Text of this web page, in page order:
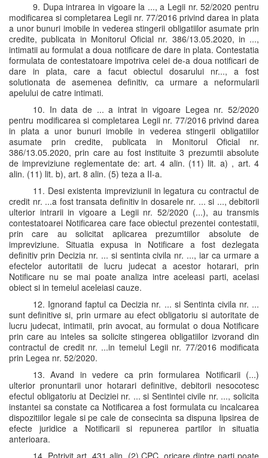
9. Dupa intrarea in vigoare la ..., a Legii nr. 52/2020 pentru
modificarea si completarea Legii nr. 77/2016 privind darea in plata
a unor bunuri imobile in vederea stingerii obligatiilor asumate prin
credite, publicata in Monitorul Oficial nr. 386/13.05.2020, in ...,
intimatii au formulat a doua notificare de dare in plata. Contestatia
formulata de contestatoare impotriva celei de-a doua notificari de
dare in plata, care a facut obiectul dosarului nr..., a fost
solutionata de asemenea definitiv, ca urmare a neformularii
apelului de catre intimati.
10. In data de ... a intrat in vigoare Legea nr. 52/2020
pentru modificarea si completarea Legii nr. 77/2016 privind darea
in plata a unor bunuri imobile in vederea stingerii obligatiilor
asumate prin credite, publicata in Monitorul Oficial nr.
386/13.05.2020, prin care au fost instituite 3 prezumtii absolute
de impreviziune reglementate de: art. 4 alin. (11) lit. a) , art. 4
alin. (11) lit. b), art. 8 alin. (5) teza a II-a.
11. Desi existenta impreviziunii in legatura cu contractul de
credit nr. ...a fost transata definitiv in dosarele nr. ... si ..., debitorii
ulterior intrarii in vigoare a Legii nr. 52/2020 (...), au transmis
contestatoarei Notificarea care face obiectul prezentei contestatii,
prin care au solicitat aplicarea prezumtiilor absolute de
impreviziune. Situatia expusa in Notificare a fost dezlegata
definitiv prin Decizia nr. ... si sentinta civila nr. ..., iar ca urmare a
efectelor autoritatii de lucru judecat a acestor hotarari, prin
Notificare nu se mai poate analiza intre aceleasi parti, acelasi
obiect si in temeiul aceleiasi cauze.
12. Ignorand faptul ca Decizia nr. ... si Sentinta civila nr. ...
sunt definitive si, prin urmare au efect obligatoriu si autoritate de
lucru judecat, intimatii, prin avocat, au formulat o doua Notificare
prin care au inteles sa solicite stingerea obligatiilor izvorand din
contractul de credit nr. ...in temeiul Legii nr. 77/2016 modificata
prin Legea nr. 52/2020.
13. Avand in vedere ca prin formularea Notificarii (...)
ulterior pronuntarii unor hotarari definitive, debitorii nesocotesc
efectul obligatoriu at Deciziei nr. ... si Sentintei civile nr. ..., solicita
instantei sa constate ca Notificarea a fost formulata cu incalcarea
dispozitiilor legale si pe cale de consecinta sa dispuna lipsirea de
efecte juridice a Notificarii si repunerea partilor in situatia
anterioara.
14. Potrivit art. 431 alin. (2) CPC, oricare dintre parti poate